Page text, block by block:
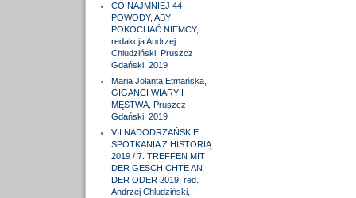
CO NAJMNIEJ 44
POWODY, ABY
POKOCHAĆ NIEMCY,
redakcja Andrzej
Chludziński, Pruszcz
Gdański, 2019
Maria Jolanta Etmańska,
GIGANCI WIARY I
MĘSTWA, Pruszcz
Gdański, 2019
VII NADODRZAŃSKIE
SPOTKANIA Z HISTORIĄ
2019 / 7. TREFFEN MIT
DER GESCHICHTE AN
DER ODER 2019, red.
Andrzej Chludziński,